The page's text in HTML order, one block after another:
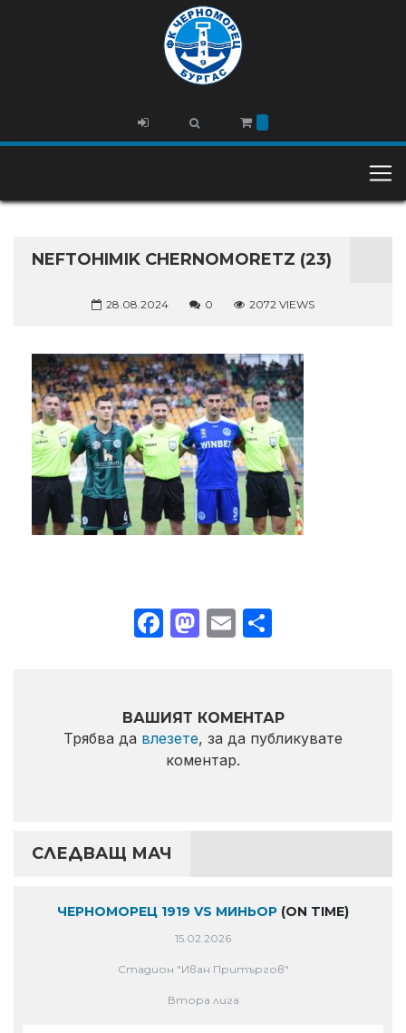
NEFTOHIMIK CHERNOMORETZ (23)
28.08.2024 0 2072 VIEWS
Facebook
Mastodon
Email
ВАШИЯТ КОМЕНТАР
Трябва да влезете, за да публикувате
коментар.
СЛЕДВАЩ МАЧ
ЧЕРНОМОРЕЦ 1919 VS МИНЬОР (ON TIME)
15.02.2026
Стадион "Иван Притъргов"
Втора лига